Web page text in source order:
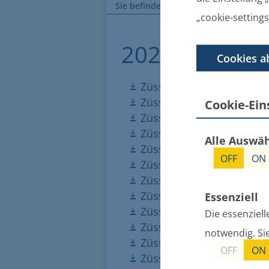
„cookie-
Cookies
Cookie-
Alle
OFF ON
Essenziell
Die
notwendig.
OFF
ON
Sie befinden sich hier: Startseite
2020
Züssower Amtsblatt Nr.
Züssower Amtsblatt Nr.
Züssower Amtsblatt Nr.
Züssower Amtsblatt Nr.
Züssower Amtsblatt Nr.
Züssower Amtsblatt Nr.
Züssower Amtsblatt Nr.
Züssower Amtsblatt Nr.
Züssower Amtsblatt Nr.
Züssower Amtsblatt Nr.
Züssower Amtsblatt Nr.
Züssower Amtsblatt Nr.